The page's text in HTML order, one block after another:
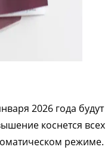
2026 года будут
коснется всех
режиме.